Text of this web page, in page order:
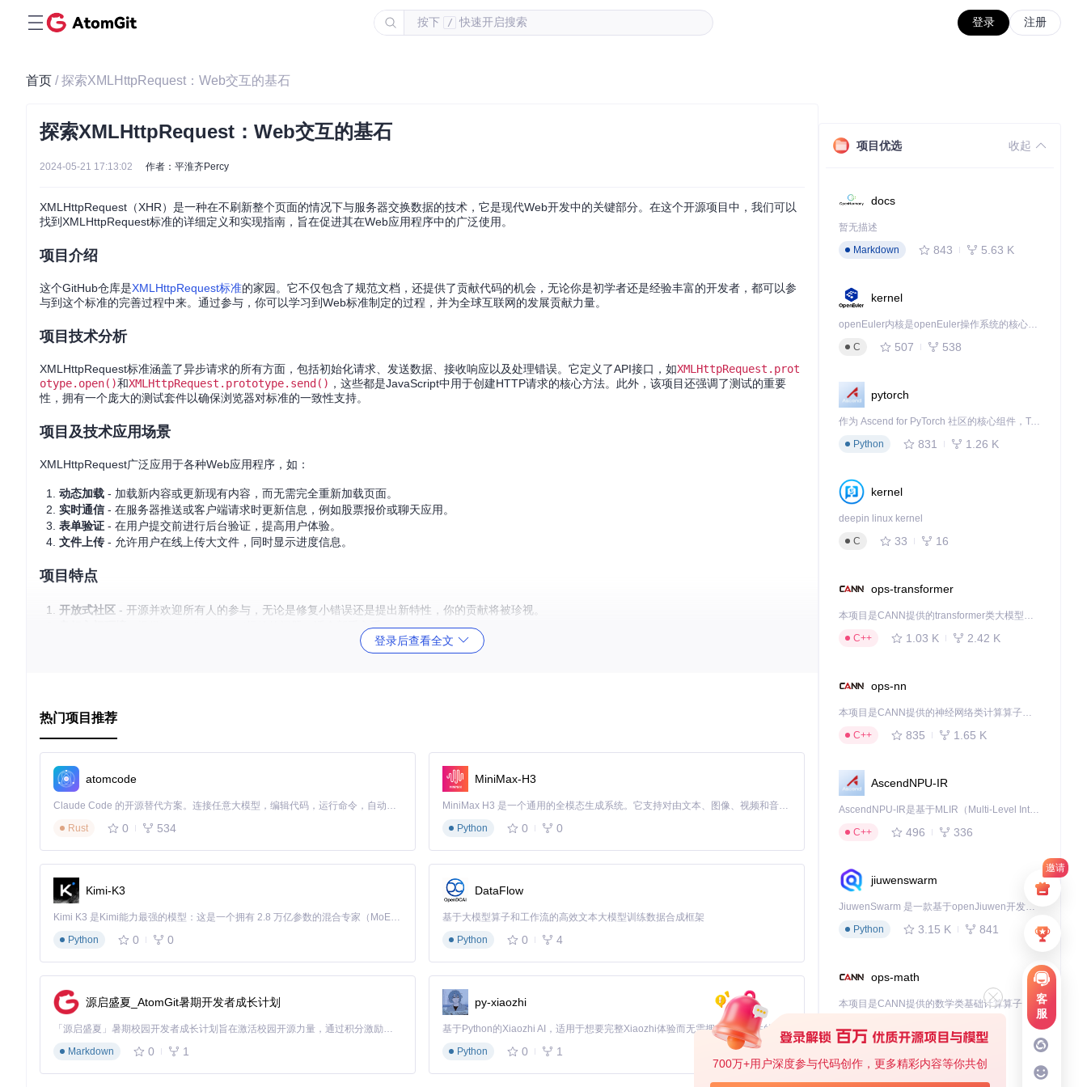
按下 / 快速开启搜索 登录 注册
邀请
客
服
700万+用户深度参与代码创作，更多精彩内容等你共创
首页 / 探索XMLHttpRequest：Web交互的基石
探索XMLHttpRequest：Web交互的基石
2024-05-21 17:13:02 作者：平淮齐Percy
XMLHttpRequest（XHR）是一种在不刷新整个页面的情况下与服务器交换数据的技术，它是现代Web开发中的关键部分。在这个开源项目中，我们可以
找到XMLHttpRequest标准的详细定义和实现指南，旨在促进其在Web应用程序中的广泛使用。
项目介绍
这个GitHub仓库是XMLHttpRequest标准的家园。它不仅包含了规范文档，还提供了贡献代码的机会，无论你是初学者还是经验丰富的开发者，都可以参
与到这个标准的完善过程中来。通过参与，你可以学习到Web标准制定的过程，并为全球互联网的发展贡献力量。
项目技术分析
XMLHttpRequest标准涵盖了异步请求的所有方面，包括初始化请求、发送数据、接收响应以及处理错误。它定义了API接口，如XMLHttpRequest.prot
otype.open()和XMLHttpRequest.prototype.send() ，这些都是JavaScript中用于创建HTTP请求的核心方法。此外，该项目还强调了测试的重要
性，拥有一个庞大的测试套件以确保浏览器对标准的一致性支持。
项目及技术应用场景
XMLHttpRequest广泛应用于各种Web应用程序，如：
动态加载 - 加载新内容或更新现有内容，而无需完全重新加载页面。
实时通信 - 在服务器推送或客户端请求时更新信息，例如股票报价或聊天应用。
表单验证 - 在用户提交前进行后台验证，提高用户体验。
文件上传 - 允许用户在线上传大文件，同时显示进度信息。
项目特点
开放式社区 - 开源并欢迎所有人的参与，无论是修复小错误还是提出新特性，你的贡献将被珍视。
- 提供"good first issue"标签的问题，适合新手入手。
- 完善的贡献者和维护者指南，保证了规范的质量和一致性。
技术的进步，加入我们，一起探索并塑造XMLHttpRequest的未来吧！
登录后查看全文
热门项目推荐
atomcode
Claude Code 的开源替代方案。连接任意大模型，编辑代码，运行命令，自动验证 — 全自动执行。用 Rust 构建，极致性能。 ｜ An open-source alternative to Claude Code. Connect any LLM, edit code, run commands, and verify changes — autonomously. Built in Rust for speed. Get Started
Rust
0 534
MiniMax-H3
MiniMax H3 是一个通用的全模态生成系统。它支持对由文本、图像、视频和音频组成的多模态上下文进行统一理解，并能生成分辨率高达 2K、时长可达 15 秒的带原生立体声音频的视频。得益于面向任务泛化的系统设计，H3 在预训练阶段就已具备广泛的多模态上下文理解与生成能力，能够出色地执行复杂的多模态指令。
Python
0 0
Kimi-K3
Kimi K3 是Kimi能力最强的模型：这是一个拥有 2.8 万亿参数的混合专家（MoE）模型，具备原生视觉理解能力，并支持 100 万 token 的上下文窗口。
Python
0 0
DataFlow
基于大模型算子和工作流的高效文本大模型训练数据合成框架
Python
0 4
源启盛夏_AtomGit暑期开发者成长计划
「源启盛夏」暑期校园开发者成长计划旨在激活校园开源力量，通过积分激励、认证扶持、资源倾斜等形式，引导高校组织和开发者完成「入驻 — 建项目 — 做贡献 — 获认证 — 得资源」的完整闭环。无论你是想带领社团入驻平台的组织者，还是希望用代码贡献证明自己的开发者，都能在这里找到属于你的成长路径。
Markdown
0 1
py-xiaozhi
基于Python的Xiaozhi AI，适用于想要完整Xiaozhi体验而无需拥有专用硬件的用户。
Python
0 1
项目优选 收起
docs
暂无描述
Markdown
843 5.63 K
kernel
openEuler内核是openEuler操作系统的核心，既是系统性能与稳定性的基石，也是连接处理器、设备与服务的桥梁。
C
507 538
pytorch
作为 Ascend for PyTorch 社区的核心组件，TorchNPU 是昇腾专为 PyTorch 打造的深度学习适配插件，使 PyTorch 框架能够直接调用昇腾 NPU，为开发者提供昇腾 AI 处理器的超强算力。
Python
831 1.26 K
kernel
deepin linux kernel
C
33 16
ops-transformer
本项目是CANN提供的transformer类大模型算子库，实现网络在NPU上加速计算。
C++
1.03 K 2.42 K
ops-nn
本项目是CANN提供的神经网络类计算算子库，实现网络在NPU上加速计算。
C++
835 1.65 K
AscendNPU-IR
AscendNPU-IR是基于MLIR（Multi-Level Intermediate Representation）构建的，面向昇腾亲和算子编译时使用的中间表示，提供昇腾完备表达能力，通过编译优化提升昇腾AI处理器计算效率，支持通过生态框架使能昇腾AI处理器与深度调优
C++
496 336
jiuwenswarm
JiuwenSwarm 是一款基于openJiuwen开发的智能AI Agent，它能够将大语言模型的强大能力，通过你日常使用的各类通讯应用，直接延伸至你的指尖。
Python
3.15 K 841
ops-math
C++
deveco-code